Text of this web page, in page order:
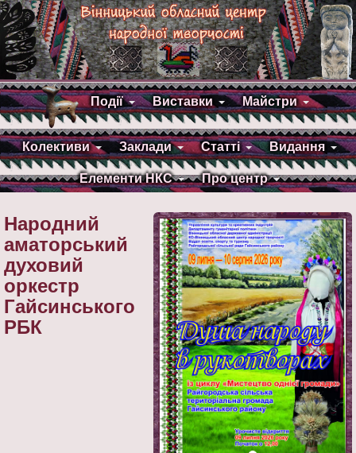
Події Виставки Майстри
Колективи Заклади Статті Видання
Елементи НКС Про центр
Народний
аматорський
духовий
оркестр
Гайсинського
РБК